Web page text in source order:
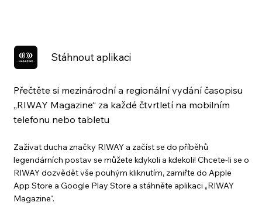
Stáhnout aplikaci
Přečtěte si mezinárodní a regionální vydání časopisu
„RIWAY Magazine“ za každé čtvrtletí na mobilním
telefonu nebo tabletu
Zažívat ducha značky RIWAY a začíst se do příběhů
legendárních postav se můžete kdykoli a kdekoli! Chcete-li se o
RIWAY dozvědět vše pouhým kliknutím, zamiřte do Apple
App Store a Google Play Store a stáhněte aplikaci „RIWAY
Magazine“.